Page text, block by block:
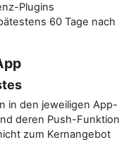
Plugins
60 Tage nach
in den jeweiligen App-
deren Push-Funktion
zum Kernangebot